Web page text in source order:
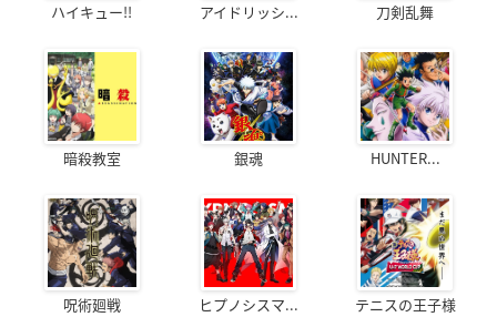
ハイキュー!! アイドリッシ... 刀剣乱舞
暗殺教室 銀魂 HUNTER...
呪術廻戦 ヒプノシスマ... テニスの王子様